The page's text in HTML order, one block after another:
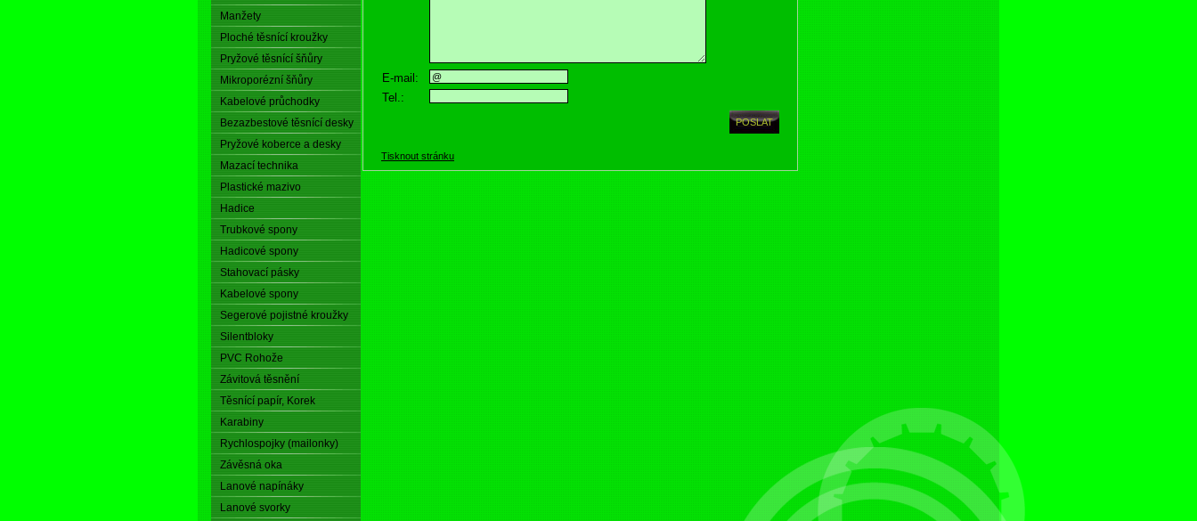
Manžety
Ploché těsnící kroužky
Pryžové těsnící šňůry
Mikroporézní šňůry
Kabelové průchodky
Bezazbestové těsnící desky
Pryžové koberce a desky
Mazací technika
Plastické mazivo
Hadice
Trubkové spony
Hadicové spony
Stahovací pásky
Kabelové spony
Segerové pojistné kroužky
Silentbloky
PVC Rohože
Závitová těsnění
Těsnící papír, Korek
Karabiny
Rychlospojky (mailonky)
Závěsná oka
Lanové napínáky
Lanové svorky
E-mail:
Tel.:
Tisknout stránku